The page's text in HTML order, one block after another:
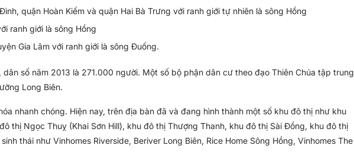
quận Hoàn Kiếm và quận Hai Bà Trưng với ranh giới tự nhiên là sông Hồng
ranh giới là sông Hồng
Gia Lâm với ranh giới là sông Đuống.
số năm 2013 là 271.000 người. Một số bộ phận dân cư theo đạo Thiên Chúa tập trung
Long Biên.
nhanh chóng. Hiện nay, trên địa bàn đã và đang hình thành một số khu đô thị như khu
thị Ngọc Thuỵ (Khai Sơn Hill), khu đô thị Thượng Thanh, khu đô thị Sài Đồng, khu đô thị
thái như Vinhomes Riverside, Beriver Long Biên, Rice Home Sông Hồng, Vinhomes The